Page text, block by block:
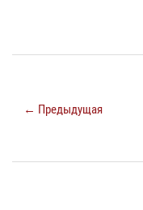
← Предыдущая